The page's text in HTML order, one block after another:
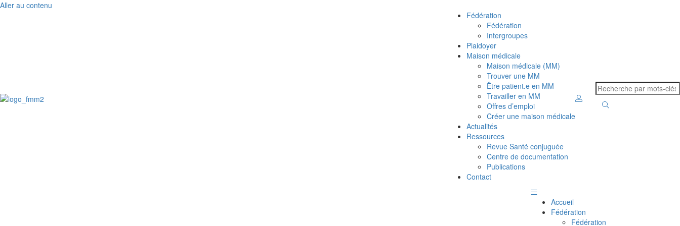
Aller au contenu
Fédération
Fédération
Intergroupes
Plaidoyer
Maison médicale
Maison médicale (MM)
Trouver une MM
Être patient.e en MM
Travailler en MM
Offres d’emploi
Créer une maison médicale
Actualités
Ressources
Revue Santé conjuguée
Centre de documentation
Publications
Contact
Accueil
Fédération
Fédération